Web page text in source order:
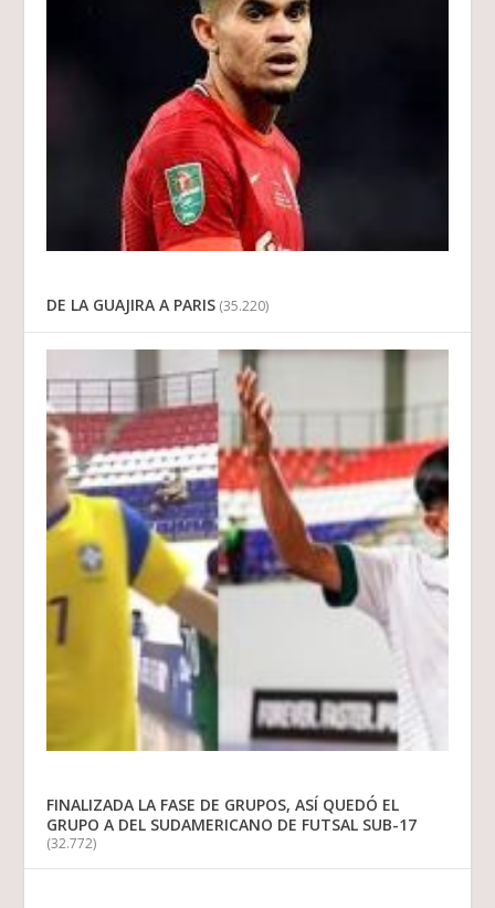
DE LA GUAJIRA A PARIS (35.220)
FINALIZADA LA FASE DE GRUPOS, ASÍ QUEDÓ EL
GRUPO A DEL SUDAMERICANO DE FUTSAL SUB-17
(32.772)